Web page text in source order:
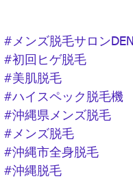
#メンズ脱毛サロンDEN
#初回ヒゲ脱毛
#美肌脱毛
#ハイスペック脱毛機
#沖縄県メンズ脱毛
#メンズ脱毛
#沖縄市全身脱毛
#沖縄脱毛